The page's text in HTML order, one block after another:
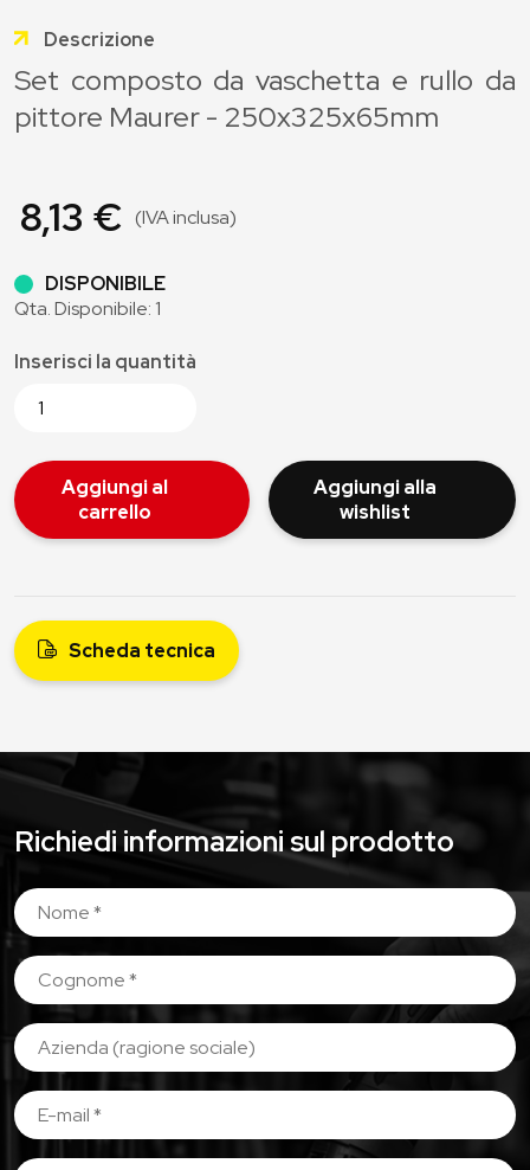
Descrizione
Set composto da vaschetta e rullo da
pittore Maurer - 250x325x65mm
8,13 € (IVA inclusa)
DISPONIBILE
Qta. Disponibile: 1
Inserisci la quantità
Aggiungi al
carrello
Aggiungi alla
wishlist
Scheda tecnica
Richiedi informazioni sul prodotto